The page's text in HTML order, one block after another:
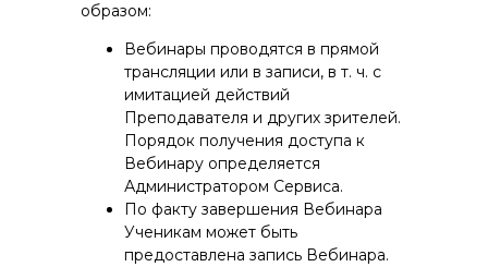
образом:
Вебинары проводятся в прямой
трансляции или в записи, в т. ч. с
имитацией действий
Преподавателя и других зрителей.
Порядок получения доступа к
Вебинару определяется
Администратором Сервиса.
По факту завершения Вебинара
Ученикам может быть
предоставлена запись Вебинара.